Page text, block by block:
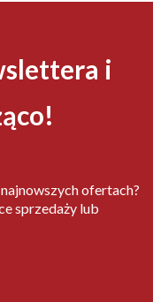
i
ofertach?
sprzedaży lub